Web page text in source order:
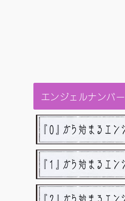
エンジェルナンバー